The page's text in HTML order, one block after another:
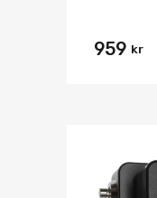
959 kr